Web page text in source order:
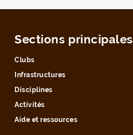
Sections principales
Clubs
Infrastructures
Disciplines
Activités
Aide et ressources